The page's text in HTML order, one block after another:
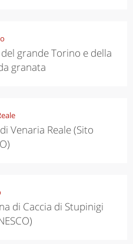
grande Torino e della
granata
Venaria Reale (Sito
di Caccia di Stupinigi